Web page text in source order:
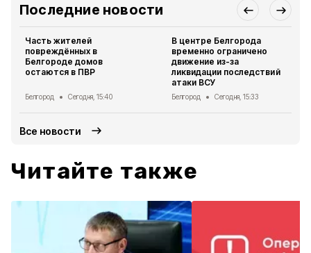
Последние новости
Часть жителей
повреждённых в
Белгороде домов
остаются в ПВР
Белгород Сегодня, 15:40
В центре Белгорода
временно ограничено
движение из-за
ликвидации последствий
атаки ВСУ
Белгород Сегодня, 15:33
Все новости
Читайте также